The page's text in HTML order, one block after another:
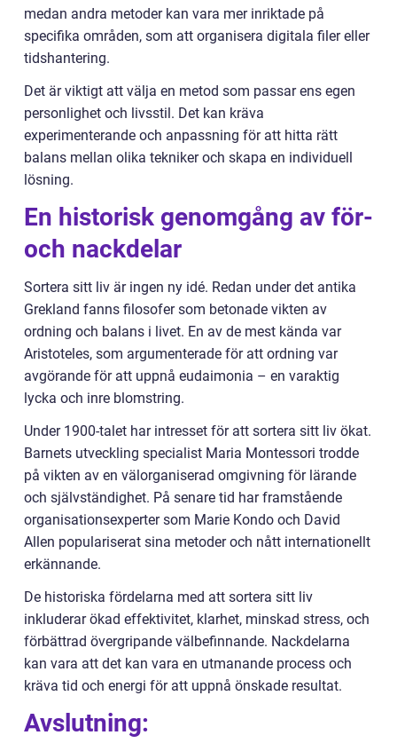
medan andra metoder kan vara mer inriktade på
specifika områden, som att organisera digitala filer eller
tidshantering.
Det är viktigt att välja en metod som passar ens egen
personlighet och livsstil. Det kan kräva
experimenterande och anpassning för att hitta rätt
balans mellan olika tekniker och skapa en individuell
lösning.
En historisk genomgång av för-
och nackdelar
Sortera sitt liv är ingen ny idé. Redan under det antika
Grekland fanns filosofer som betonade vikten av
ordning och balans i livet. En av de mest kända var
Aristoteles, som argumenterade för att ordning var
avgörande för att uppnå eudaimonia – en varaktig
lycka och inre blomstring.
Under 1900-talet har intresset för att sortera sitt liv ökat.
Barnets utveckling specialist Maria Montessori trodde
på vikten av en välorganiserad omgivning för lärande
och självständighet. På senare tid har framstående
organisationsexperter som Marie Kondo och David
Allen populariserat sina metoder och nått internationellt
erkännande.
De historiska fördelarna med att sortera sitt liv
inkluderar ökad effektivitet, klarhet, minskad stress, och
förbättrad övergripande välbefinnande. Nackdelarna
kan vara att det kan vara en utmanande process och
kräva tid och energi för att uppnå önskade resultat.
Avslutning: